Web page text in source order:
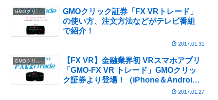
GMOクリック証券
GMOクリック証券「FX VRトレード」
の使い方、注文方法などがテレビ番組
で紹介！
2017.01.31
GMOクリック証券
【FX VR】金融業界初 VRスマホアプリ
「GMO-FX VR トレード」GMOクリッ
ク証券より登場！（iPhone＆Android
2017.01.27